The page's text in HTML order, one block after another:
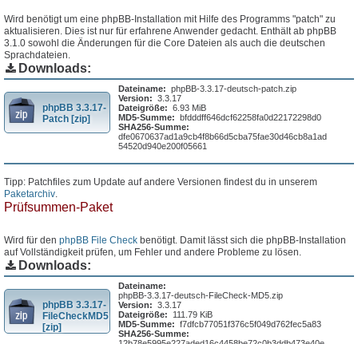
Wird benötigt um eine phpBB-Installation mit Hilfe des Programms "patch" zu
aktualisieren. Dies ist nur für erfahrene Anwender gedacht. Enthält ab phpBB
3.1.0 sowohl die Änderungen für die Core Dateien als auch die deutschen
Sprachdateien.
Downloads:
phpBB 3.3.17-
Patch [zip]
Dateiname: phpBB-3.3.17-deutsch-patch.zip
Version: 3.3.17
Dateigröße: 6.93 MiB
MD5-Summe: bfdddff646dcf62258fa0d22172298d0
SHA256-Summe:
dfe0670637ad1a9cb4f8b66d5cba75fae30d46cb8a1ad
54520d940e200f05661
Tipp: Patchfiles zum Update auf andere Versionen findest du in unserem
Paketarchiv
Prüfsummen-Paket
Wird für den phpBB File Check benötigt. Damit lässt sich die phpBB-Installation
auf Vollständigkeit prüfen, um Fehler und andere Probleme zu lösen.
Downloads:
phpBB 3.3.17-
FileCheckMD5
[zip]
Dateiname:
phpBB-3.3.17-deutsch-FileCheck-MD5.zip
Version: 3.3.17
Dateigröße:
111.79 KiB
MD5-Summe: f7dfcb77051f376c5f049d762fec5a83
SHA256-Summe: